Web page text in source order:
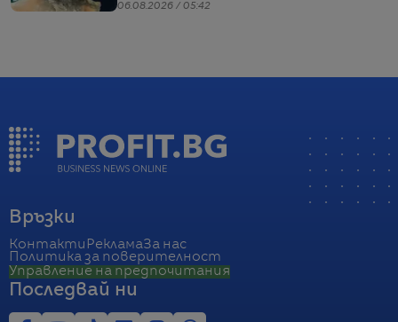
06.08.2026 / 05:42
Връзки
Контакти РекламаЗа нас
Политика за поверителност
Управление на предпочитания
Последвай ни